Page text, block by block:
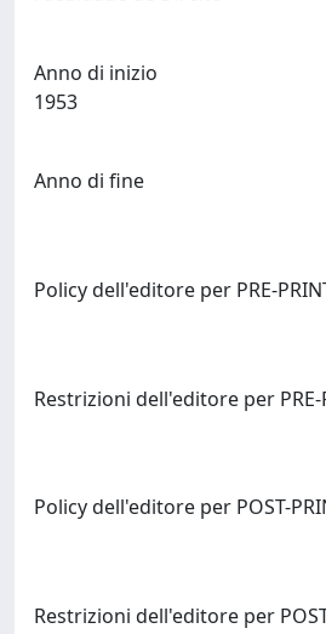
Anno di inizio
Anno di fine
Policy dell'editore per PRE-
Restrizioni dell'editore per PRE-
Policy dell'editore per POST-
Restrizioni dell'editore per